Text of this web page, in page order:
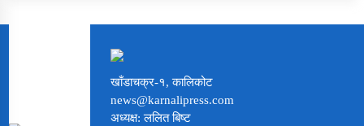
खाँडाचक्र-१, कालिकोट
news@karnalipress.com
अध्यक्ष: ललित बिष्ट